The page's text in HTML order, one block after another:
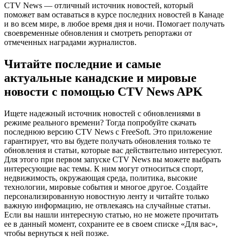
CTV News — отличный источник новостей, который
поможет вам оставаться в курсе последних новостей в Канаде
и во всем мире, в любое время дня и ночи. Помогает получать
своевременные обновления и смотреть репортажи от
отмеченных наградами журналистов.
Читайте последние и самые
актуальные канадские и мировые
новости с помощью CTV News APK
Ищете надежный источник новостей с обновлениями в
режиме реального времени? Тогда попробуйте скачать
последнюю версию CTV News с FreeSoft. Это приложение
гарантирует, что вы будете получать обновления только те
обновления и статьи, которые вас действительно интересуют.
Для этого при первом запуске CTV News вы можете выбрать
интересующие вас темы. К ним могут относиться спорт,
недвижимость, окружающая среда, политика, высокие
технологии, мировые события и многое другое. Создайте
персонализированную новостную ленту и читайте только
важную информацию, не отвлекаясь на случайные статьи.
Если вы нашли интересную статью, но не можете прочитать
ее в данный момент, сохраните ее в своем списке «Для вас»,
чтобы вернуться к ней позже.